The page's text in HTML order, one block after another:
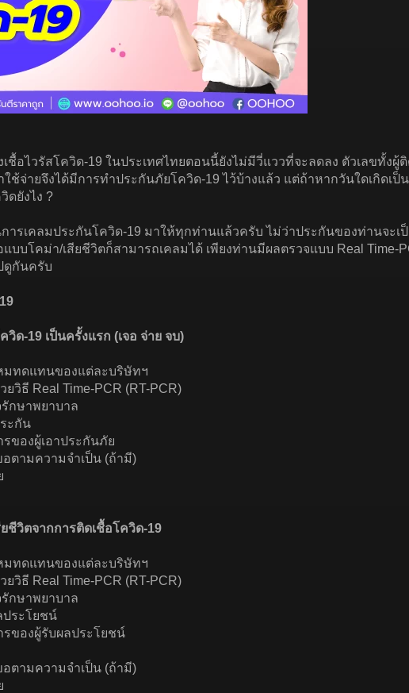
อไวรัสโควิด-19 ในประเทศไทยตอนนี้ยังไม่มีวี่แววที่จะลดลง ตัวเลขทั้งผู้
ช้จ่ายจึงได้มีการทำประกันภัยโควิด-19 ไว้บ้างแล้ว แต่ถ้าหากวันใดเกิดเ
ดยังไง ?
ารเคลมประกันโควิด-19 มาให้ทุกท่านแล้วครับ ไม่ว่าประกันของท่านจะ
บบโคม่า/เสียชีวิตก็สามารถเคลมได้ เพียงท่านมีผลตรวจแบบ Real
ดูกันครับ
ด-19 เป็นครั้งแรก (เจอ จ่าย จบ)
มทดแทนของแต่ละบริษัทฯ
วิธี Real Time-PCR (RT-PCR)
กษาพยาบาล
ะกัน
ของผู้เอาประกันภัย
ตามความจำเป็น (ถ้ามี)
ชีวิตจากการติดเชื้อโควิด-19
มทดแทนของแต่ละบริษัทฯ
วิธี Real Time-PCR (RT-PCR)
กษาพยาบาล
ประโยชน์
ของผู้รับผลประโยชน์
ตามความจำเป็น (ถ้ามี)